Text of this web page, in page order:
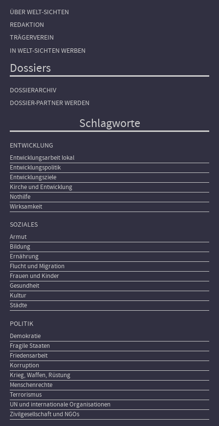
ÜBER WELT-SICHTEN
REDAKTION
TRÄGERVEREIN
IN WELT-SICHTEN WERBEN
Dossiers
DOSSIERARCHIV
DOSSIER-PARTNER WERDEN
Schlagworte
ENTWICKLUNG
Entwicklungsarbeit lokal
Entwicklungspolitik
Entwicklungsziele
Kirche und Entwicklung
Nothilfe
Wirksamkeit
SOZIALES
Armut
Bildung
Ernährung
Flucht und Migration
Frauen und Kinder
Gesundheit
Kultur
Städte
POLITIK
Demokratie
Fragile Staaten
Friedensarbeit
Korruption
Krieg, Waffen, Rüstung
Menschenrechte
Terrorismus
UN und internationale Organisationen
Zivilgesellschaft und NGOs